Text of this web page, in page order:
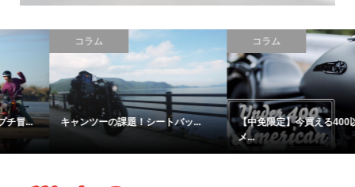
キャンツーの課題！シートバッ...
【中免限定】今買える400以下ア
メ...